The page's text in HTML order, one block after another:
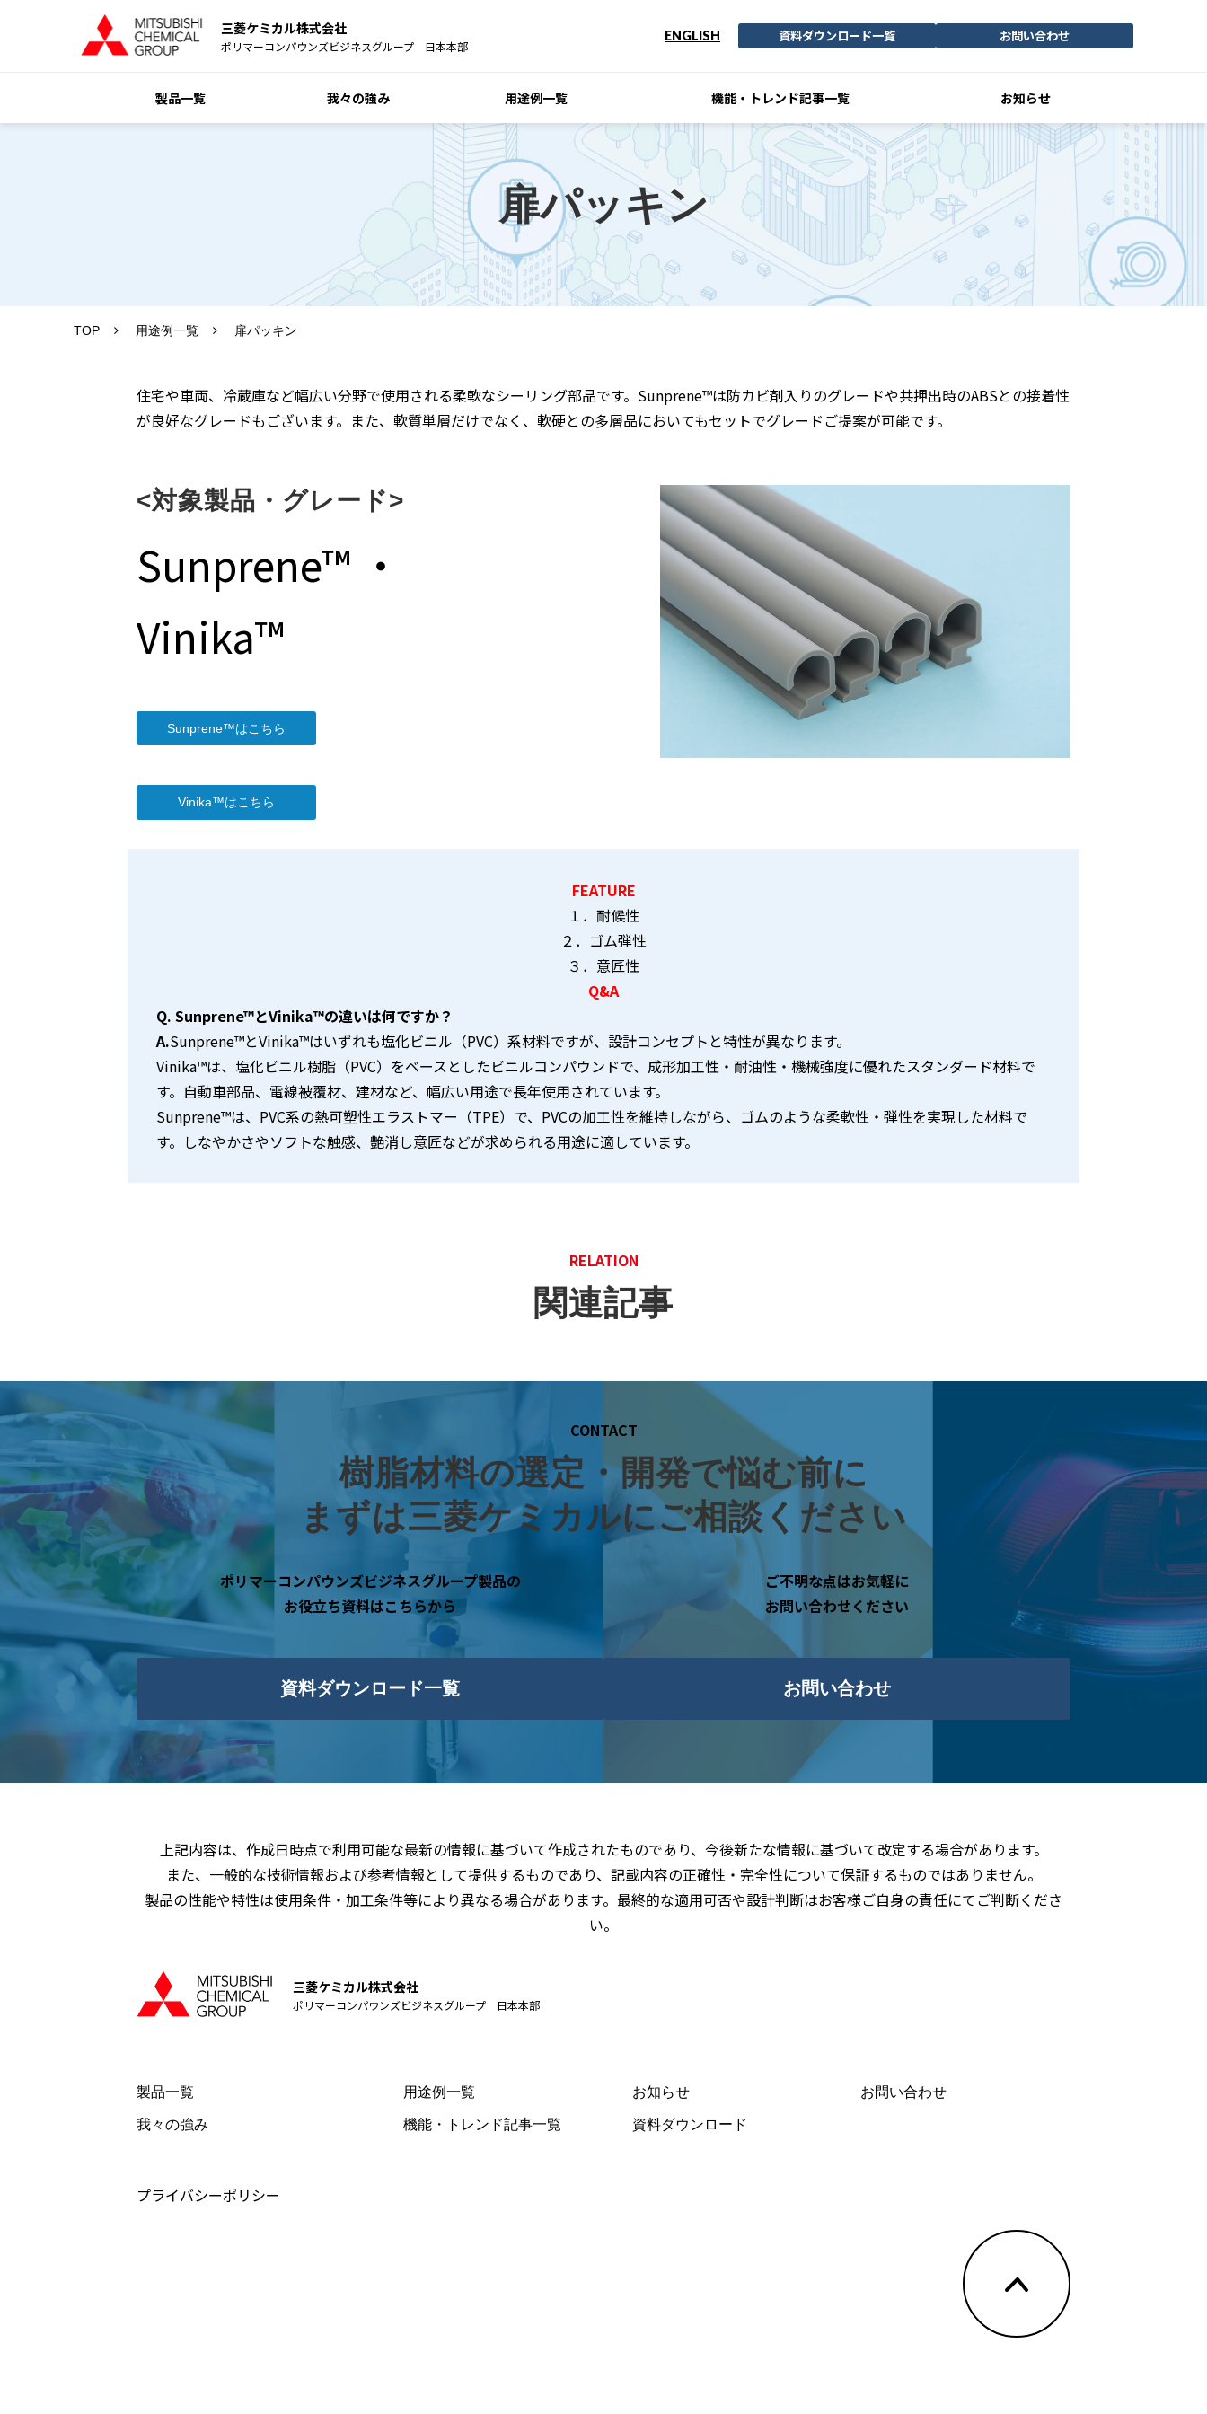
三菱ケミカル株式会社
ポリマーコンパウンズビジネスグループ 日本本部
ENGLISH 資料ダウンロード一覧 お問い合わせ
製品一覧 我々の強み 用途例一覧 機能・トレンド記事一覧 お知らせ
扉パッキン
TOP 用途例一覧 扉パッキン
住宅や車両、冷蔵庫など幅広い分野で使用される柔軟なシーリング部品です。Sunprene™は防カビ剤入りのグレードや共押出時のABSとの接着性
が良好なグレードもございます。また、軟質単層だけでなく、軟硬との多層品においてもセットでグレードご提案が可能です。
<対象製品・グレード>
Sunprene™ ・
Vinika™
Sunprene™はこちら
Vinika™はこちら
FEATURE
１．耐候性
２．ゴム弾性
３．意匠性
Q&A
Q. Sunprene™とVinika™の違いは何ですか？
A.Sunprene™とVinika™はいずれも塩化ビニル（PVC）系材料ですが、設計コンセプトと特性が異なります。
Vinika™は、塩化ビニル樹脂（PVC）をベースとしたビニルコンパウンドで、成形加工性・耐油性・機械強度に優れたスタンダード材料で
す。自動車部品、電線被覆材、建材など、幅広い用途で長年使用されています。
Sunprene™は、PVC系の熱可塑性エラストマー（TPE）で、PVCの加工性を維持しながら、ゴムのような柔軟性・弾性を実現した材料で
す。しなやかさやソフトな触感、艶消し意匠などが求められる用途に適しています。
RELATION
関連記事
CONTACT
樹脂材料の選定・開発で悩む前に
まずは三菱ケミカルにご相談ください
ポリマーコンパウンズビジネスグループ製品の
お役立ち資料はこちらから
資料ダウンロード一覧
ご不明な点はお気軽に
お問い合わせください
お問い合わせ
上記内容は、作成日時点で利用可能な最新の情報に基づいて作成されたものであり、今後新たな情報に基づいて改定する場合があります。
また、一般的な技術情報および参考情報として提供するものであり、記載内容の正確性・完全性について保証するものではありません。
製品の性能や特性は使用条件・加工条件等により異なる場合があります。最終的な適用可否や設計判断はお客様ご自身の責任にてご判断くださ
い。
三菱ケミカル株式会社
ポリマーコンパウンズビジネスグループ 日本本部
製品一覧
我々の強み
用途例一覧
機能・トレンド記事一覧
お知らせ
資料ダウンロード
お問い合わせ
プライバシーポリシー